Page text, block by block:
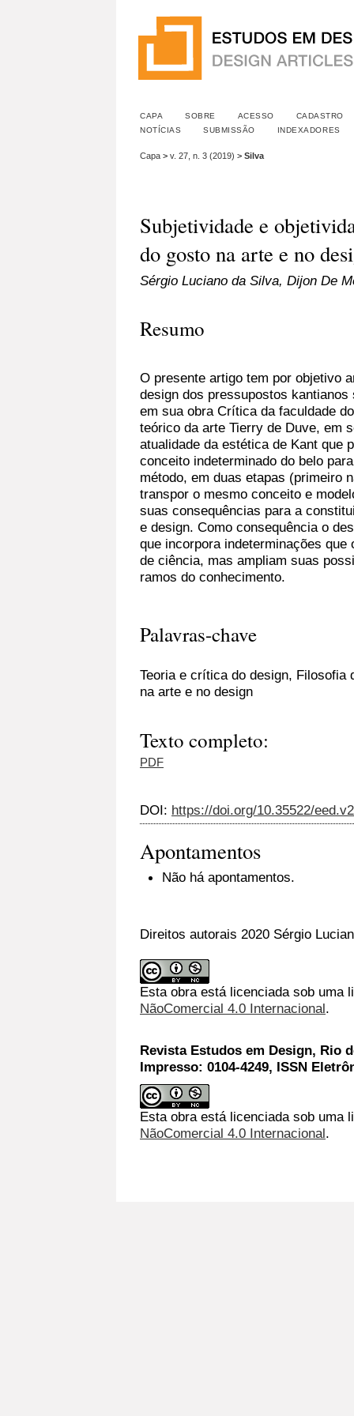
CAPA SOBRE ACESSO
CADASTRO
NOTÍCIAS
SUBMISSÃO INDEXADORES
Capa > v. 27, n. 3 (2019) > Silva
Subjetividade e
do gosto na arte e no
Sérgio Luciano da Silva, Dijon De
Resumo
O presente artigo tem por objetivo
design dos pressupostos
em sua obra Crítica da faculdade
teórico da arte Tierry de Duve, em
atualidade da estética de Kant que
conceito indeterminado do belo
método, em duas etapas (primeiro
transpor o mesmo conceito e
suas consequências para a
e design. Como consequência o
que incorpora indeterminações
de ciência, mas ampliam suas
ramos do conhecimento.
Palavras-chave
Teoria e crítica do design, Filosofia
na arte e no design
Texto completo:
PDF
DOI: https://doi.org/10.35522/
Apontamentos
Não há apontamentos.
Direitos autorais 2020 Sérgio
Esta obra está licenciada sob uma
NãoComercial 4.0 Internacional.
Revista Estudos em Design, Rio
Impresso: 0104-4249, ISSN
Esta obra está licenciada sob uma
NãoComercial 4.0 Internacional.